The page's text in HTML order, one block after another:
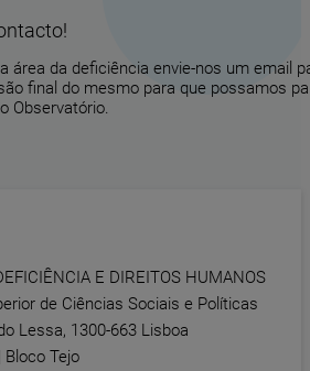
área da deficiência envie-nos um
final do mesmo para que possamos
Observatório.
E DIREITOS HUMANOS
de Ciências Sociais e Políticas
Lessa, 1300-663 Lisboa
Bloco Tejo